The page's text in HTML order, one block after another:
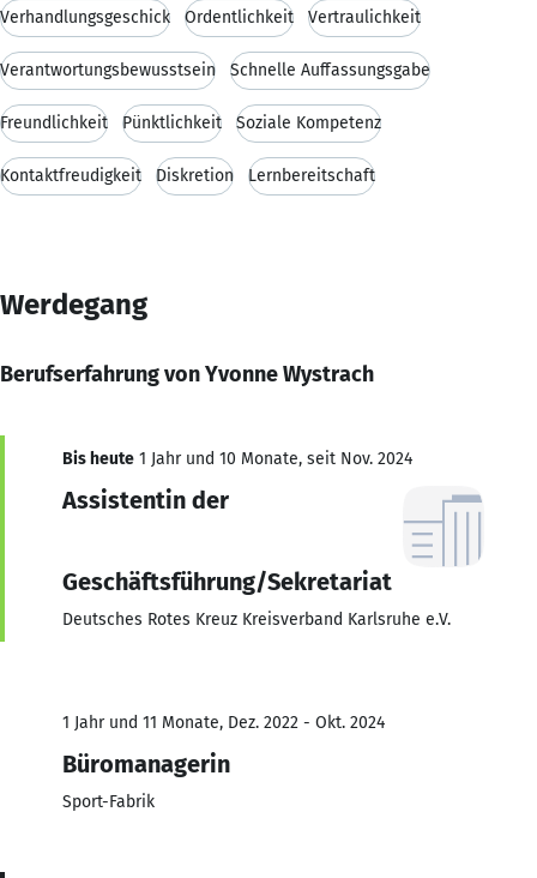
Verhandlungsgeschick Ordentlichkeit Vertraulichkeit
Verantwortungsbewusstsein Schnelle Auffassungsgabe
Freundlichkeit Pünktlichkeit Soziale Kompetenz
Kontaktfreudigkeit Diskretion Lernbereitschaft
Werdegang
Berufserfahrung von Yvonne Wystrach
Bis heute 1 Jahr und 10 Monate, seit Nov. 2024
Assistentin der
Geschäftsführung/Sekretariat
Deutsches Rotes Kreuz Kreisverband Karlsruhe e.V.
1 Jahr und 11 Monate, Dez. 2022 - Okt. 2024
Büromanagerin
Sport-Fabrik